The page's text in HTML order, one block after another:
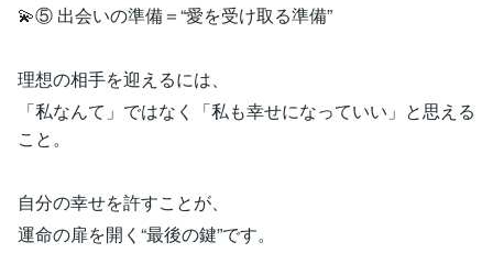
💫⑤ 出会いの準備＝“愛を受け取る準備”
理想の相手を迎えるには、
「私なんて」ではなく「私も幸せになっていい」と思える
こと。
自分の幸せを許すことが、
運命の扉を開く“最後の鍵”です。